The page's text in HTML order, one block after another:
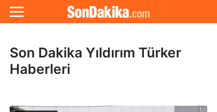
Son Dakika Yıldırım Türker
Haberleri